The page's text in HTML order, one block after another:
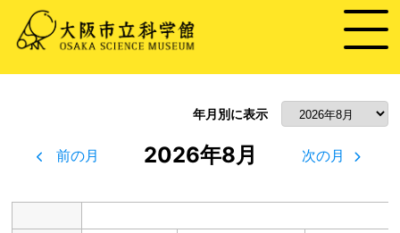
年月別に表示
前の月 2026年8月 次の月